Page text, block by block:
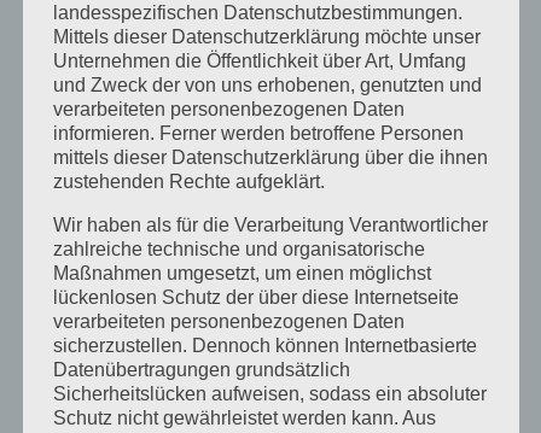
Juni 2023
Mai 2023
April 2023
März 2023
Dezember 2022
November 2022
Oktober 2022
September 2022
August 2022
landesspezifischen Datenschutzbestimmungen.
Mittels dieser Datenschutzerklärung möchte unser
Unternehmen die Öffentlichkeit über Art, Umfang
und Zweck der von uns erhobenen, genutzten und
verarbeiteten personenbezogenen Daten
informieren. Ferner werden betroffene Personen
mittels dieser Datenschutzerklärung über die ihnen
zustehenden Rechte aufgeklärt.
Wir haben als für die Verarbeitung Verantwortlicher
zahlreiche technische und organisatorische
Maßnahmen umgesetzt, um einen möglichst
lückenlosen Schutz der über diese Internetseite
verarbeiteten personenbezogenen Daten
sicherzustellen. Dennoch können Internetbasierte
Datenübertragungen grundsätzlich
Sicherheitslücken aufweisen, sodass ein absoluter
Schutz nicht gewährleistet werden kann. Aus